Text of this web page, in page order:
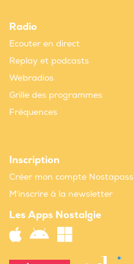
Radio
Ecouter en direct
Replay et podcasts
Webradios
Grille des programmes
Fréquences
Inscription
Créer mon compte Nostapass
M'inscrire à la newsletter
Les Apps Nostalgie